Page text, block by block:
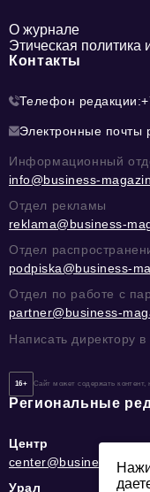
О журнале
Этическая политика
Контакты
Телефон редакции:
Электронные почты
Информационный
info@business-
Отдел рекламы
reklama@business-
Отдел
podpiska@business-
Отдел по работе с
partner@business-
Написать директору в
16+ Сайт может содержать
Региональные
Центр
center@business-
Урал